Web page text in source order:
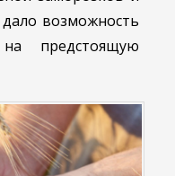
возможность
предстоящую